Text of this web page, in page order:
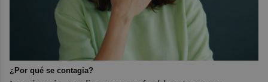
¿Por qué se contagia?